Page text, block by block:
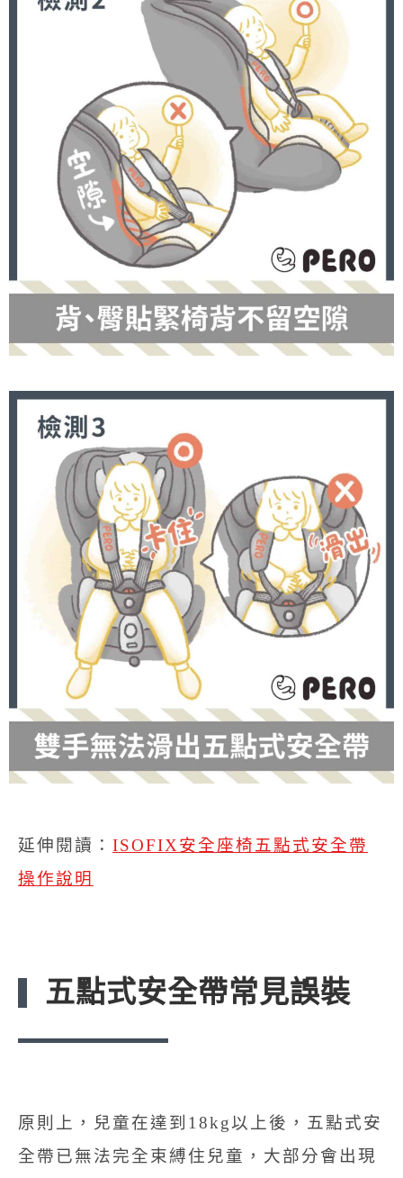
延伸閱讀： ISOFIX安全座椅五點式安全帶
操作說明
五點式安全帶常見誤裝
原則上，兒童在達到18kg以上後，五點式安
全帶已無法完全束縛住兒童，大部分會出現